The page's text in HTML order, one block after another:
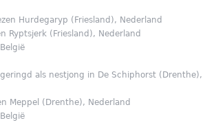
Hurdegaryp (Friesland), Nederland
Ryptsjerk (Friesland), Nederland
als nestjong in De Schiphorst (Drenthe),
Meppel (Drenthe), Nederland